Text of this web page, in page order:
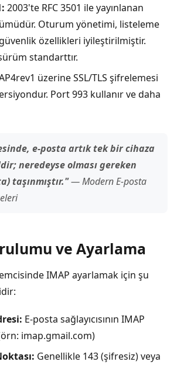
2003'te RFC 3501 ile yayınlanan
Oturum yönetimi, listeleme
güvenlik özellikleri iyileştirilmiştir.
standarttır.
üzerine SSL/TLS şifrelemesi
Port 993 kullanır ve daha
e-posta artık tek bir cihaza
neredeyse olması gereken
taşınmıştır."— Modern E-posta
ve Ayarlama
IMAP ayarlamak için şu
E-posta sağlayıcısının IMAP
imap.gmail.com)
Genellikle 143 (şifresiz) veya